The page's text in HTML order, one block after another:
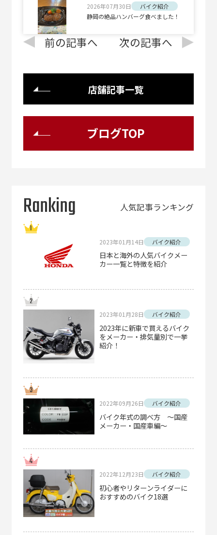
2026年07月30日
バイク紹介
静岡の絶品ハンバーグ食べました！
前の記事へ
店舗記事一覧
次の記事へ
ブログTOP
Ranking 人気記事ランキング
2023年01月14日 バイク紹介
日本と海外の人気バイクメー
カー一覧と特徴を紹介
2023年01月28日 バイク紹介
2023年に新車で買えるバイク
をメーカー・排気量別で一挙
紹介！
2022年09月26日 バイク紹介
バイク年式の調べ方 ～国産
メーカー・国産車編～
2022年12月23日 バイク紹介
初心者やリターンライダーに
おすすめのバイク18選